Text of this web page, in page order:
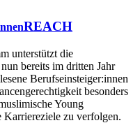
REACH
unterstützt die
bereits im dritten Jahr
Berufseinsteiger:innen
besonders
Young
Karriereziele zu verfolgen.